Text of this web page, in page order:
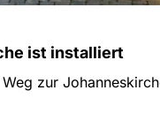
ist installiert
zur